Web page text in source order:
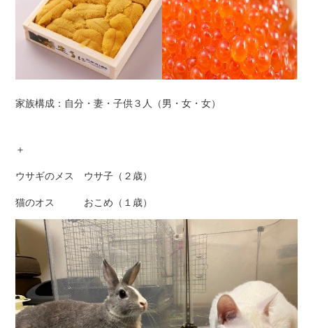
家族構成：自分・妻・子供３人（男・女・女）
＋
ウサギのメス ウサ子（２歳）
猫のオス おこめ（１歳）